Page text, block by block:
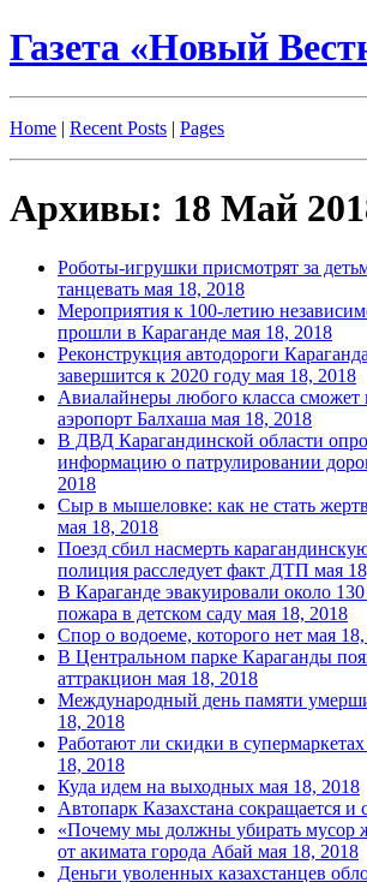
Газета «Новый
Home | Recent Posts | Pages
Архивы: 18 Май
Роботы-игрушки присмотрят за
танцевать мая 18, 2018
Мероприятия к 100-летию
прошли в Караганде мая 18, 2018
Реконструкция автодороги
завершится к 2020 году мая 18, 2018
Авиалайнеры любого класса сможет
аэропорт Балхаша мая 18, 2018
В ДВД Карагандинской области
информацию о патрулировании
2018
Сыр в мышеловке: как не стать
мая 18, 2018
Поезд сбил насмерть
полиция расследует факт ДТП мая
В Караганде эвакуировали около
пожара в детском саду мая 18, 2018
Спор о водоеме, которого нет мая
В Центральном парке Караганды
аттракцион мая 18, 2018
Международный день памяти
18, 2018
Работают ли скидки в
18, 2018
Куда идем на выходных мая 18, 2018
Автопарк Казахстана сокращается и
«Почему мы должны убирать мусор
от акимата города Абай мая 18, 2018
Деньги уволенных казахстанцев